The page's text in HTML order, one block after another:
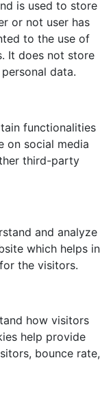
is used to store
or not user has
to the use of
It does not store
data.
functionalities
on social media
third-party
and analyze
which helps in
the visitors.
how visitors
help provide
bounce rate,